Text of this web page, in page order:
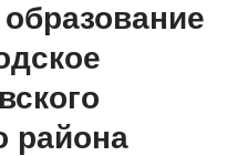
района